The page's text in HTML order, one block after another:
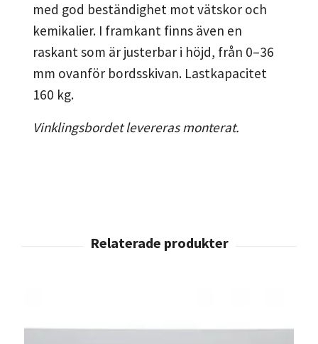
med god beständighet mot vätskor och
kemikalier. I framkant finns även en
raskant som är justerbar i höjd, från 0–36
mm ovanför bordsskivan. Lastkapacitet
160 kg.
Vinklingsbordet levereras monterat.